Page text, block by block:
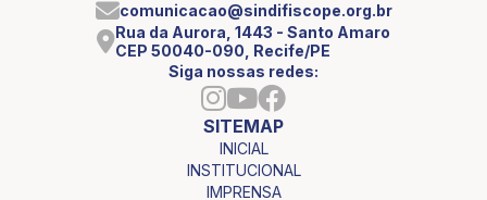
comunicacao@sindifiscope.org.br
Rua da Aurora, 1443 - Santo Amaro
CEP 50040-090, Recife/PE
Siga nossas redes:
SITEMAP
INICIAL
INSTITUCIONAL
IMPRENSA